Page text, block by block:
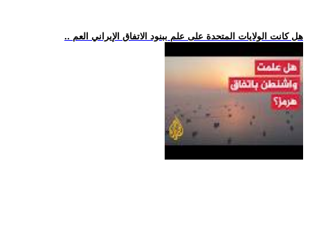
.. هل كانت الولايات المتحدة على علم ببنود الاتفاق الإيراني العم